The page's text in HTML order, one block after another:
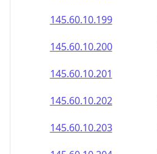
145.60.10.199
145.60.10.200
145.60.10.201
145.60.10.202
145.60.10.203